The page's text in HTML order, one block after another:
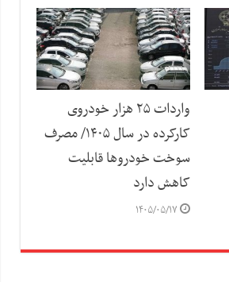
واردات ۲۵ هزار خودروی
کارکرده در سال ۱۴۰۵/ مصرف
سوخت خودرو‌ها قابلیت
کاهش دارد
۱۴۰۵/۰۵/۱۷